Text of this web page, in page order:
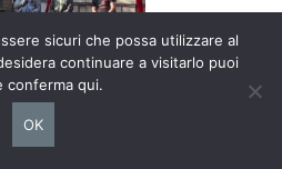
dubbio
sicuri che possa utilizzare al
continuare a visitarlo puoi
conferma qui.
OK